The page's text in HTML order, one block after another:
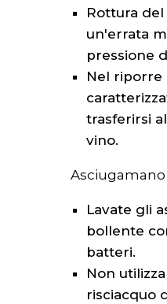
Rottura del
un'errata
pressione
Nel riporre
trasferirsi
vino.
Lavate gli
bollente
batteri.
Non
risciacquo